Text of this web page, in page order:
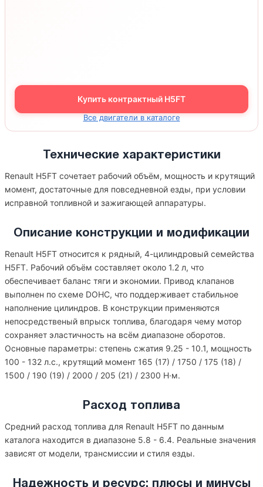
Купить контрактный H5FT
Все двигатели в каталоге
Технические характеристики
Renault H5FT сочетает рабочий объём, мощность и крутящий
момент, достаточные для повседневной езды, при условии
исправной топливной и зажигающей аппаратуры.
Описание конструкции и модификации
Renault H5FT относится к рядный, 4-цилиндровый семейства
H5FT. Рабочий объём составляет около 1.2 л, что
обеспечивает баланс тяги и экономии. Привод клапанов
выполнен по схеме DOHC, что поддерживает стабильное
наполнение цилиндров. В конструкции применяются
непосредственый впрыск топлива, благодаря чему мотор
сохраняет эластичность на всём диапазоне оборотов.
Основные параметры: степень сжатия 9.25 - 10.1, мощность
100 - 132 л.с., крутящий момент 165 (17) / 1750 / 175 (18) /
1500 / 190 (19) / 2000 / 205 (21) / 2300 Н·м.
Расход топлива
Средний расход топлива для Renault H5FT по данным
каталога находится в диапазоне 5.8 - 6.4. Реальные значения
зависят от модели, трансмиссии и стиля езды.
Надежность и ресурс: плюсы и минусы